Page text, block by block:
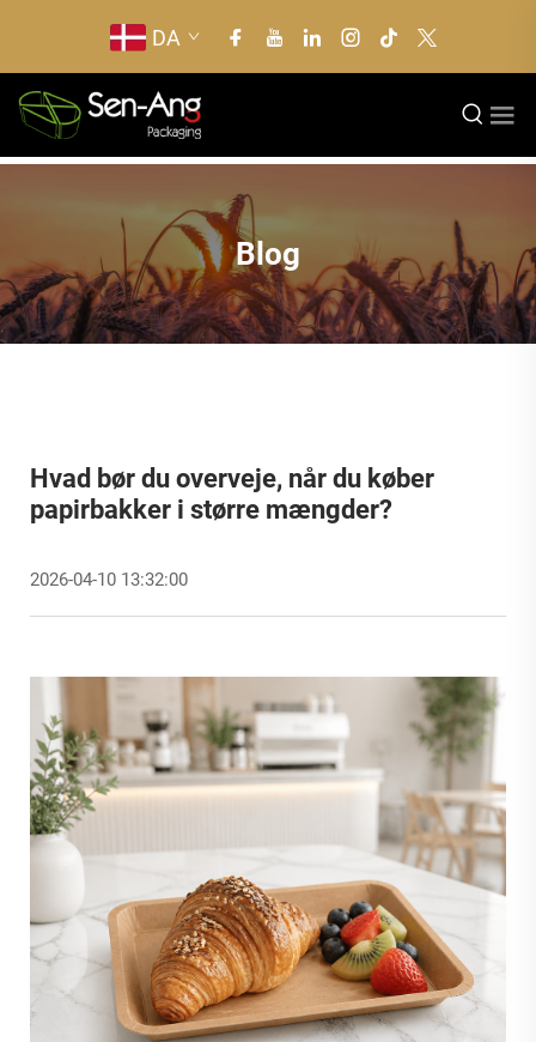
DA
Blog
Hvad bør du overveje, når du køber
papirbakker i større mængder?
2026-04-10 13:32:00